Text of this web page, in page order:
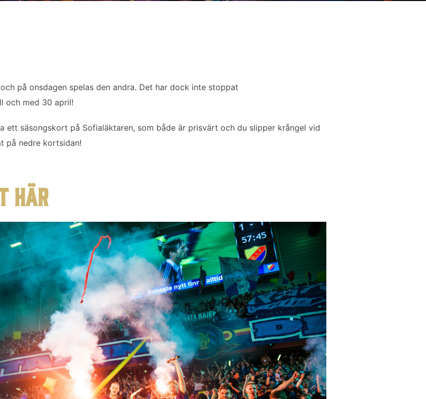
på onsdagen spelas den andra. Det har dock inte stoppat
och med 30 april!
ett säsongskort på Sofialäktaren, som både är prisvärt och du slipper krångel vid
på nedre kortsidan!
HÄR